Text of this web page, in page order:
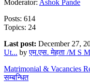
Moderator: Ashok Pande
Posts: 614
Topics: 24
Last post: December 27,
Ut... byएम.एस. मेहता /M S
Matrimonial & Vacancies
सम्बन्धित